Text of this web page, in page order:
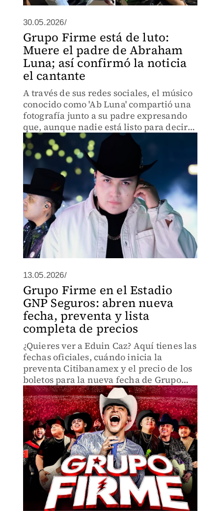
30.05.2026/
Grupo Firme está de luto:
Muere el padre de Abraham
Luna; así confirmó la noticia
el cantante
A través de sus redes sociales, el músico
conocido como 'Ab Luna' compartió una
fotografía junto a su padre expresando
que, aunque nadie está listo para decir
adiós, acepta la voluntad de Dios.
13.05.2026/
Grupo Firme en el Estadio
GNP Seguros: abren nueva
fecha, preventa y lista
completa de precios
¿Quieres ver a Eduin Caz? Aquí tienes las
fechas oficiales, cuándo inicia la
preventa Citibanamex y el precio de los
boletos para la nueva fecha de Grupo
Firme en el Estadio GNP.